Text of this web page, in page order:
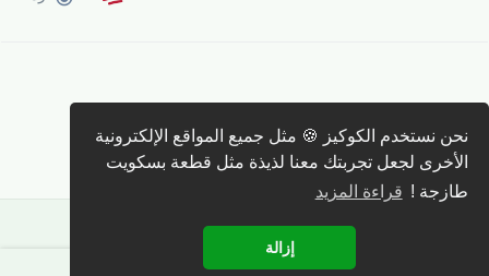
نحن نستخدم الكوكيز 🍪 مثل جميع المواقع الإلكترونية
الأخرى لجعل تجربتك معنا لذيذة مثل قطعة بسكويت
طازجة ! قراءة المزيد
إزالة
كتابة رد 🖊️